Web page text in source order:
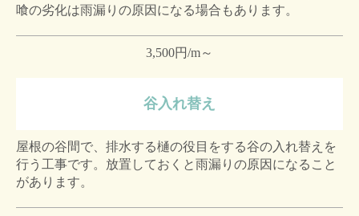
喰の劣化は雨漏りの原因になる場合もあります。
3,500円/m～
谷入れ替え
屋根の谷間で、排水する樋の役目をする谷の入れ替えを
行う工事です。放置しておくと雨漏りの原因になること
があります。